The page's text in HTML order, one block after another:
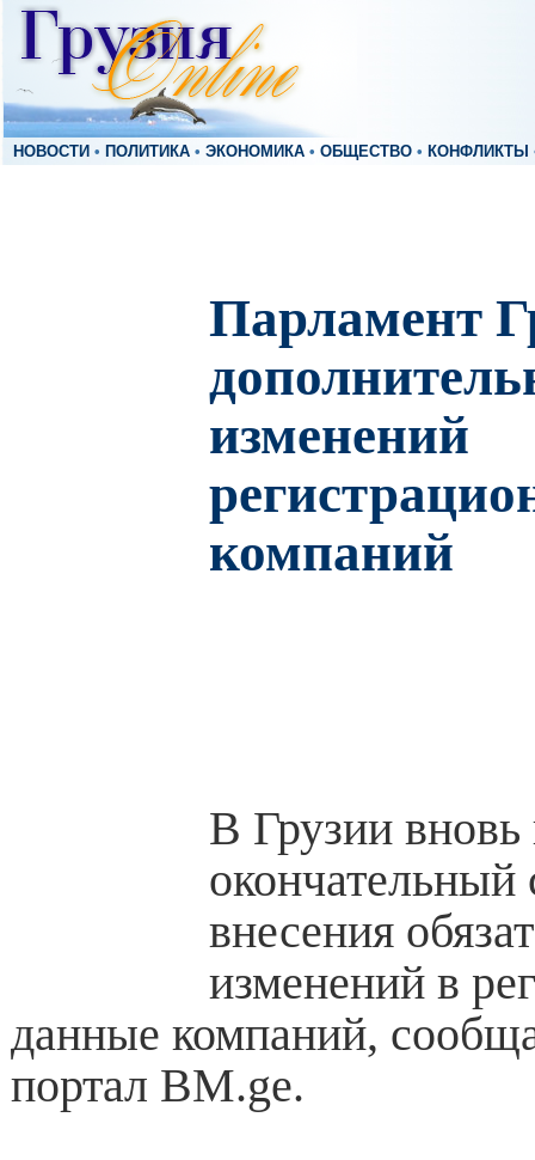
НОВОСТИ • ПОЛИТИКА • ЭКОНОМИКА • ОБЩЕСТВО • КОНФЛИКТЫ
Парламент
изменений
компаний
В Грузии вновь
окончательный
внесения
изменений в
данные компаний,
портал BM.ge.